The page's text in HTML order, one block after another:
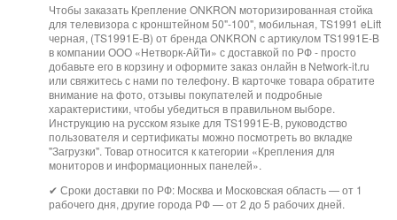
Чтобы заказать Крепление ONKRON моторизированная стойка
для телевизора с кронштейном 50"-100", мобильная, TS1991 eLift
черная, (TS1991E-B) от бренда ONKRON с артикулом TS1991E-B
в компании ООО «Нетворк-АйТи» с доставкой по РФ - просто
добавьте его в корзину и оформите заказ онлайн в Network-it.ru
или свяжитесь с нами по телефону. В карточке товара обратите
внимание на фото, отзывы покупателей и подробные
характеристики, чтобы убедиться в правильном выборе.
Инструкцию на русском языке для TS1991E-B, руководство
пользователя и сертификаты можно посмотреть во вкладке
"Загрузки". Товар относится к категории «Крепления для
мониторов и информационных панелей».
✔ Сроки доставки по РФ: Москва и Московская область — от 1
рабочего дня, другие города РФ — от 2 до 5 рабочих дней.